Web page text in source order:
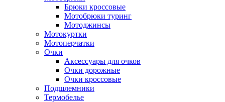
Брюки кроссовые
Мотобрюки туринг
Мотоджинсы
Мотокуртки
Мотоперчатки
Очки
Аксессуары для очков
Очки дорожные
Очки кроссовые
Подшлемники
Термобелье